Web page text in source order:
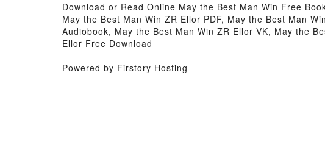
Download or Read Online May the Best Man Win Free
May the Best Man Win ZR Ellor PDF, May the Best Man
Audiobook, May the Best Man Win ZR Ellor VK, May the
Ellor Free Download
Powered by Firstory Hosting